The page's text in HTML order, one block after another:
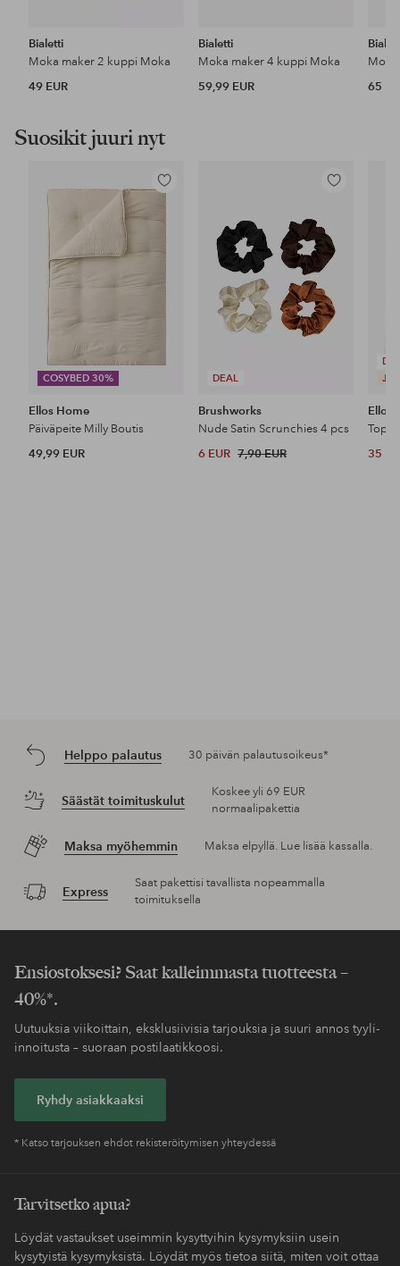
Bialetti
Moka maker 2 kuppi Moka
49 EUR
Bialetti
Moka maker 4 kuppi Moka
59,99 EUR
65
Suosikit juuri nyt
COSYBED 30%
Lisää
Ellos Home
Päiväpeite Milly Boutis
49,99 EUR
DEAL
Lisää
Brushworks
Nude Satin Scrunchies 4 pcs
6 EUR 7,90 EUR
Ellos
Toppi
35
Helppo palautus 30 päivän palautusoikeus*
Säästät toimituskulut
Koskee yli 69 EUR
normaalipakettia
Maksa myöhemmin Maksa elpyllä. Lue lisää kassalla.
Express
Saat pakettisi tavallista nopeammalla
toimituksella
Ensiostoksesi? Saat kalleimmasta tuotteesta –
40%*.
Uutuuksia viikoittain, eksklusiivisia tarjouksia ja suuri annos tyyli-
innoitusta – suoraan postilaatikkoosi.
Ryhdy asiakkaaksi
* Katso tarjouksen ehdot rekisteröitymisen yhteydessä
Tarvitsetko apua?
Löydät vastaukset useimmin kysyttyihin kysymyksiin usein
kysytyistä kysymyksistä. Löydät myös tietoa siitä, miten voit ottaa